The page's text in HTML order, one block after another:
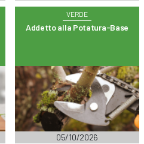
VERDE
Addetto alla Potatura-Base
05/10/2026